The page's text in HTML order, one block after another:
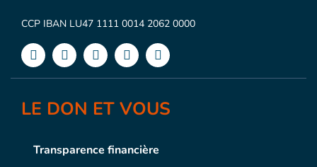
CCP IBAN LU47 1111 0014 2062 0000
LE DON ET VOUS
Transparence financière